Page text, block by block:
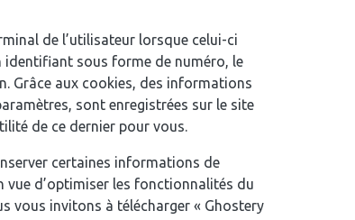
de l’utilisateur lorsque celui-ci
identifiant sous forme de numéro, le
Grâce aux cookies, des informations
sont enregistrées sur le site
de ce dernier pour vous.
certaines informations de
d’optimiser les fonctionnalités du
vous invitons à télécharger « Ghostery